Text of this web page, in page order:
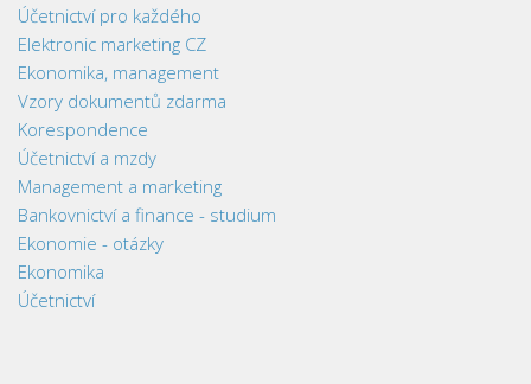
Účetnictví pro každého
Elektronic marketing CZ
Ekonomika, management
Vzory dokumentů zdarma
Korespondence
Účetnictví a mzdy
Management a marketing
Bankovnictví a finance - studium
Ekonomie - otázky
Ekonomika
Účetnictví